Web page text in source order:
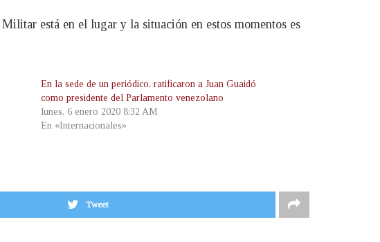
está en el lugar y la situación en estos momentos es
En la sede de un periódico, ratificaron a Juan Guaidó
como presidente del Parlamento venezolano
lunes, 6 enero 2020 8:32 AM
En «Internacionales»
Tweet